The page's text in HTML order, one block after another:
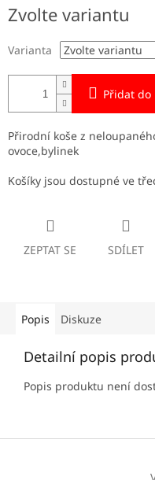
cena:
Zvolte variantu
Varianta
Přidat do
Přirodní koše z
ovoce,bylinek
Košíky jsou dostupné ve
ZEPTAT SE SDÍLET
Popis Diskuze
Detailní popis
Popis produktu není
Z